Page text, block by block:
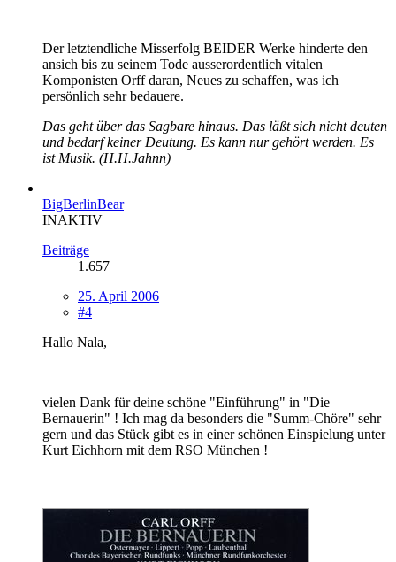
Der letztendliche Misserfolg BEIDER Werke hinderte den
ansich bis zu seinem Tode ausserordentlich vitalen
Komponisten Orff daran, Neues zu schaffen, was ich
persönlich sehr bedauere.
Das geht über das Sagbare hinaus. Das läßt sich nicht deuten
und bedarf keiner Deutung. Es kann nur gehört werden. Es
ist Musik. (H.H.Jahnn)
BigBerlinBear
INAKTIV
Beiträge
1.657
25. April 2006
#4
Hallo Nala,
vielen Dank für deine schöne "Einführung" in "Die
Bernauerin" ! Ich mag da besonders die "Summ-Chöre" sehr
gern und das Stück gibt es in einer schönen Einspielung unter
Kurt Eichhorn mit dem RSO München !